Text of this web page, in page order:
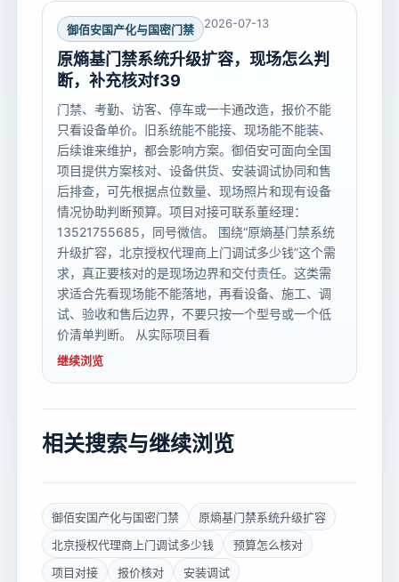
御佰安国产化与国密门禁 2026-07-13
原熵基门禁系统升级扩容，现场怎么判
断，补充核对f39
门禁、考勤、访客、停车或一卡通改造，报价不能
只看设备单价。旧系统能不能接、现场能不能装、
后续谁来维护，都会影响方案。御佰安可面向全国
项目提供方案核对、设备供货、安装调试协同和售
后排查，可先根据点位数量、现场照片和现有设备
情况协助判断预算。项目对接可联系董经理：
13521755685，同号微信。 围绕“原熵基门禁系统
升级扩容，北京授权代理商上门调试多少钱”这个需
求，真正要核对的是现场边界和交付责任。这类需
求适合先看现场能不能落地，再看设备、施工、调
试、验收和售后边界，不要只按一个型号或一个低
价清单判断。 从实际项目看
继续浏览
相关搜索与继续浏览
御佰安国产化与国密门禁
原熵基门禁系统升级扩容
北京授权代理商上门调试多少钱
预算怎么核对
项目对接
报价核对 安装调试